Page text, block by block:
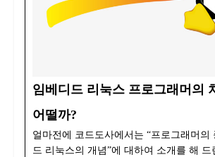
임베디드 리눅스 프로그래머의
어떨까?
얼마전에 코드도사에서는 “프로그래머의
드 리눅스의 개념”에 대하여 소개를 해 드